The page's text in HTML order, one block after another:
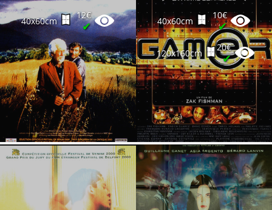
40x60cm
12€
✔ 40x60cm
10€
✔
120x160cm
20€
✔